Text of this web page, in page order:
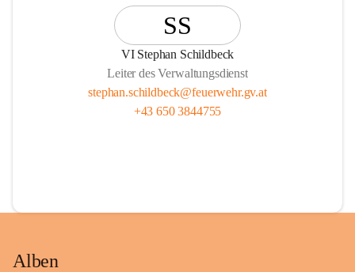
SS
VI Stephan Schildbeck
Leiter des Verwaltungsdienst
stephan.schildbeck@feuerwehr.gv.at
+43 650 3844755
Alben